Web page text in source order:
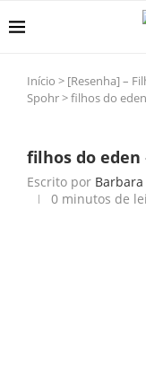
Início > [Resenha] –
Spohr>filhos do
filhos do eden
Escrito por
0 minutos de